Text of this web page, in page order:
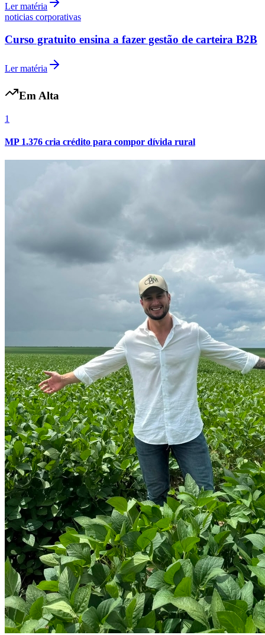
Internacional
Ler matéria
noticias corporativas
Curso gratuito ensina a fazer gestão de carteira B2B
Ler matéria
Em Alta
1
MP 1.376 cria crédito para compor dívida rural